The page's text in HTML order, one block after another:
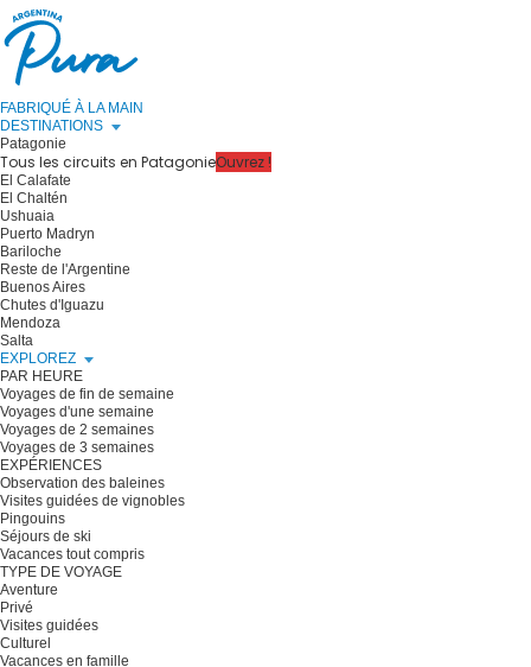
FABRIQUÉ À LA MAIN
DESTINATIONS
Patagonie
Tous les circuits en PatagonieOuvrez !
El Calafate
El Chaltén
Ushuaia
Puerto Madryn
Bariloche
Reste de l'Argentine
Buenos Aires
Chutes d'Iguazu
Mendoza
Salta
EXPLOREZ
PAR HEURE
Voyages de fin de semaine
Voyages d'une semaine
Voyages de 2 semaines
Voyages de 3 semaines
EXPÉRIENCES
Observation des baleines
Visites guidées de vignobles
Pingouins
Séjours de ski
Vacances tout compris
TYPE DE VOYAGE
Aventure
Privé
Visites guidées
Culturel
Vacances en famille